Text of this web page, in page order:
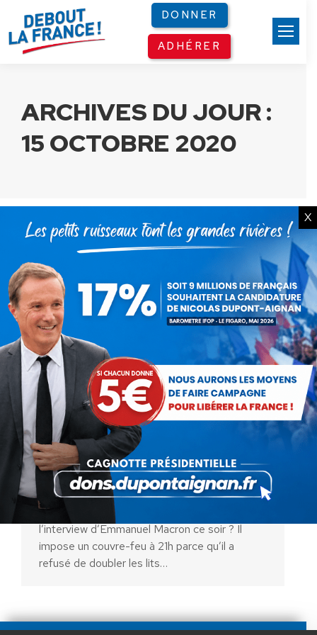
DONNER
ADHÉRER
ARCHIVES DU JOUR :
15 OCTOBRE 2020
Gestion du Covid : amateurisme
et inefficacité !
Vidéo Par Nicolas Dupont-Aignan
15 octobre 2020
« Amateurisme, gesticulation , punition ,
injustice, inefficacité ! Avez-vous regardé
l’interview d’Emmanuel Macron ce soir ? Il
impose un couvre-feu à 21h parce qu’il a
refusé de doubler les lits…
X
LIBÉRER LA FRANCE
Panneau de gestion des cookies